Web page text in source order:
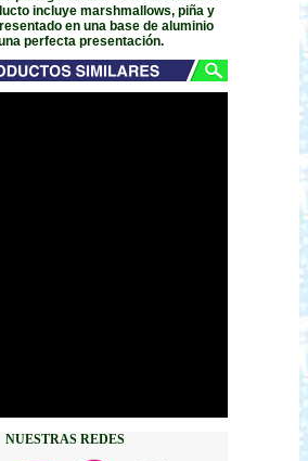
incluye marshmallows, piña y
en una base de aluminio
perfecta presentación.
NUESTRAS REDES